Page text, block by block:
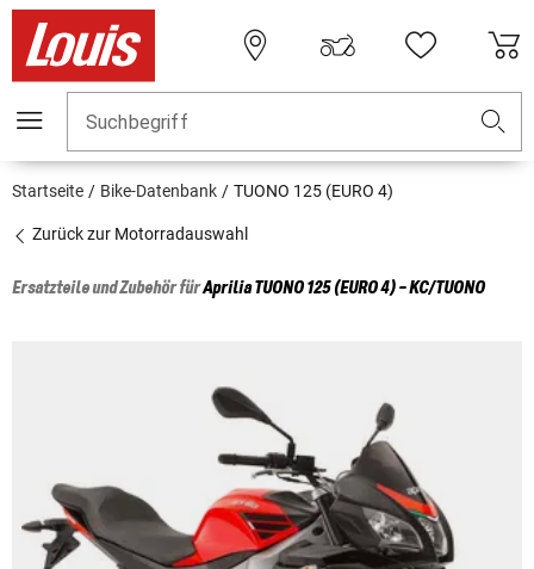
Suchbegriff
Startseite Bike-Datenbank TUONO 125 (EURO 4)
Zurück zur Motorradauswahl
Ersatzteile und Zubehör fürApriliaTUONO 125 (EURO 4) - KC/TUONO